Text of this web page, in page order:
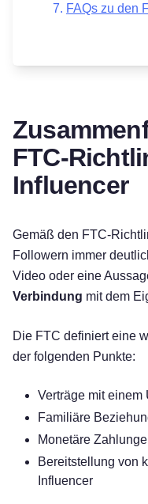
FAQs zu den
FTC-
Influencer
Gemäß den FTC-
Followern immer
Video oder eine
Verbindung mit dem
Die FTC definiert eine
der folgenden Punkte:
Verträge mit einem
Familiäre
Monetäre
Bereitstellung von
Influencer